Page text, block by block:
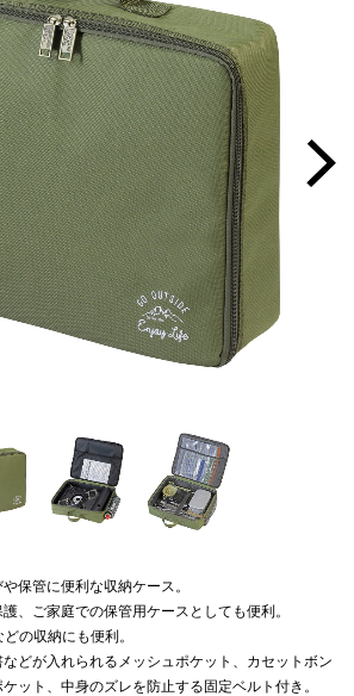
保管に便利な収納ケース。
、ご家庭での保管用ケースとしても便利。
の収納にも便利。
どが入れられるメッシュポケット、カセットボン
ット、中身のズレを防止する固定ベルト付き。